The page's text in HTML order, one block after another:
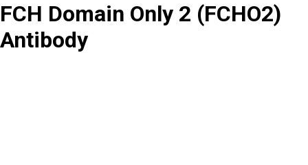
FCH Domain Only 2 (FCHO2)
Antibody